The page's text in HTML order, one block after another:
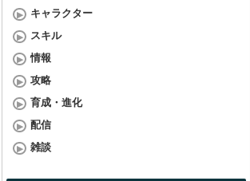
キャラクター
スキル
情報
攻略
育成・進化
配信
雑談